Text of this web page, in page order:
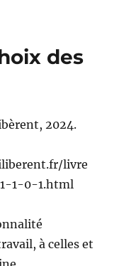
des
2024.
livre
1-0-1.html
à celles et